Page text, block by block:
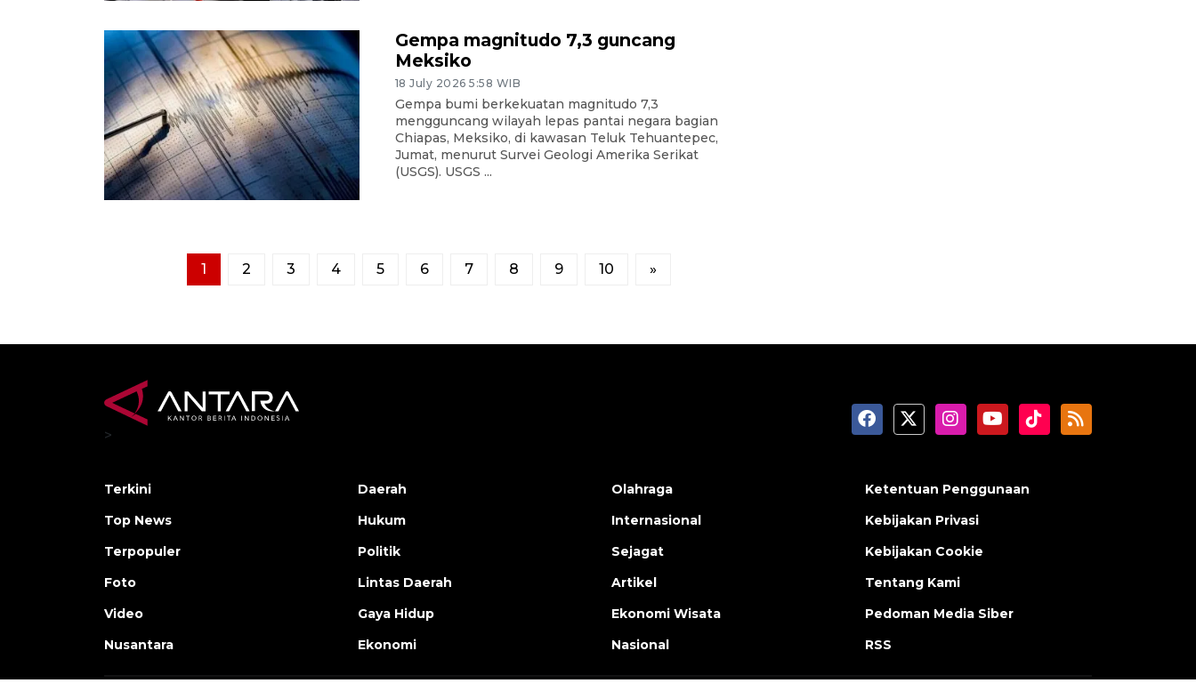
Gempa magnitudo 7,3 guncang
Meksiko
18 July 2026 5:58 WIB
Gempa bumi berkekuatan magnitudo 7,3
mengguncang wilayah lepas pantai negara bagian
Chiapas, Meksiko, di kawasan Teluk Tehuantepec,
Jumat, menurut Survei Geologi Amerika Serikat
(USGS). USGS ...
1 2 3 4 5 6 7 8 9 10 »
>
Terkini
Top News
Terpopuler
Foto
Video
Nusantara
Daerah
Hukum
Politik
Lintas Daerah
Gaya Hidup
Ekonomi
Olahraga
Internasional
Sejagat
Artikel
Ekonomi Wisata
Nasional
Ketentuan Penggunaan
Kebijakan Privasi
Kebijakan Cookie
Tentang Kami
Pedoman Media Siber
RSS